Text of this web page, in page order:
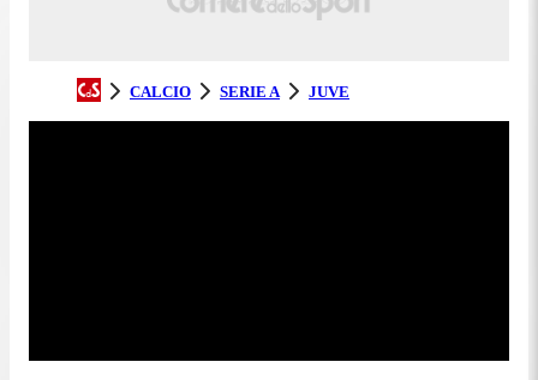
CALCIO SERIE A JUVE